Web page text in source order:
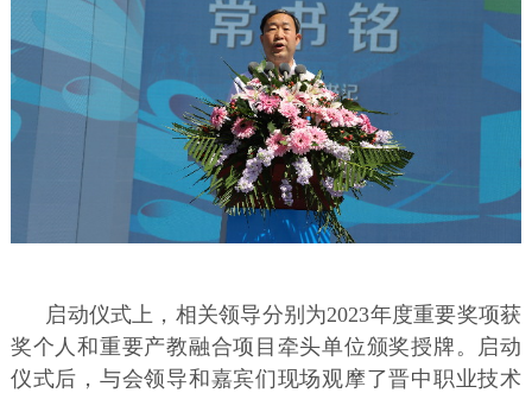
启动仪式上，相关领导分别为2023年度重要奖项获
奖个人和重要产教融合项目牵头单位颁奖授牌。启动
仪式后，与会领导和嘉宾们现场观摩了晋中职业技术